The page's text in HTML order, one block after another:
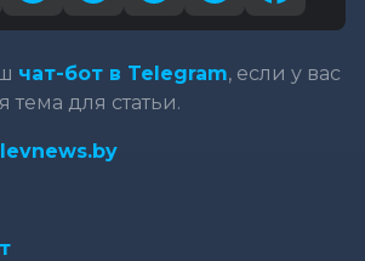
чат-бот в Telegram, если у вас
тема для статьи.